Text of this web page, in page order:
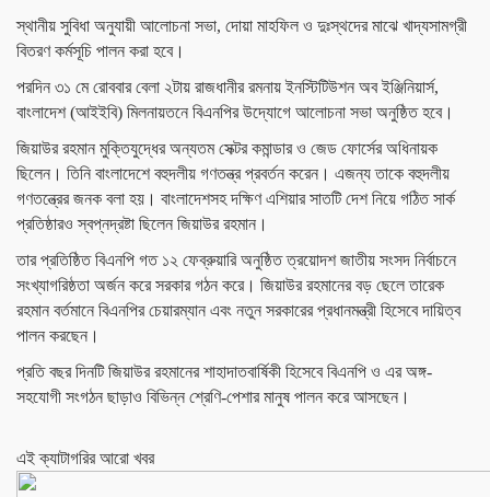
স্থানীয় সুবিধা অনুযায়ী আলোচনা সভা, দোয়া মাহফিল ও দুঃস্থদের মাঝে খাদ্যসামগ্রী
বিতরণ কর্মসূচি পালন করা হবে।
পরদিন ৩১ মে রোববার বেলা ২টায় রাজধানীর রমনায় ইনস্টিটিউশন অব ইঞ্জিনিয়ার্স,
বাংলাদেশ (আইইবি) মিলনায়তনে বিএনপির উদ্যোগে আলোচনা সভা অনুষ্ঠিত হবে।
জিয়াউর রহমান মুক্তিযুদ্ধের অন্যতম সেক্টর কমান্ডার ও জেড ফোর্সের অধিনায়ক
ছিলেন। তিনি বাংলাদেশে বহুদলীয় গণতন্ত্র প্রবর্তন করেন। এজন্য তাকে বহুদলীয়
গণতন্ত্রের জনক বলা হয়। বাংলাদেশসহ দক্ষিণ এশিয়ার সাতটি দেশ নিয়ে গঠিত সার্ক
প্রতিষ্ঠারও স্বপ্নদ্রষ্টা ছিলেন জিয়াউর রহমান।
তার প্রতিষ্ঠিত বিএনপি গত ১২ ফেব্রুয়ারি অনুষ্ঠিত ত্রয়োদশ জাতীয় সংসদ নির্বাচনে
সংখ্যাগরিষ্ঠতা অর্জন করে সরকার গঠন করে। জিয়াউর রহমানের বড় ছেলে তারেক
রহমান বর্তমানে বিএনপির চেয়ারম্যান এবং নতুন সরকারের প্রধানমন্ত্রী হিসেবে দায়িত্ব
পালন করছেন।
প্রতি বছর দিনটি জিয়াউর রহমানের শাহাদাতবার্ষিকী হিসেবে বিএনপি ও এর অঙ্গ-
সহযোগী সংগঠন ছাড়াও বিভিন্ন শ্রেণি-পেশার মানুষ পালন করে আসছেন।
এই ক্যাটাগরির আরো খবর